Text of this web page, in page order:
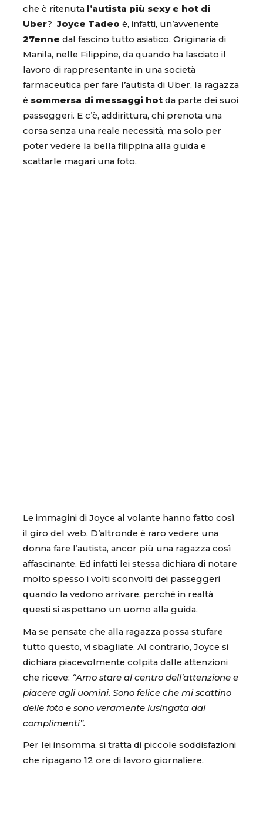
che è ritenuta l’autista più sexy e hot di
Uber?Joyce Tadeo è, infatti, un’avvenente
27enne dal fascino tutto asiatico. Originaria di
Manila, nelle Filippine, da quando ha lasciato il
lavoro di rappresentante in una società
farmaceutica per fare l’autista di Uber, la ragazza
è sommersa di messaggi hot da parte dei suoi
passeggeri. E c’è, addirittura, chi prenota una
corsa senza una reale necessità, ma solo per
poter vedere la bella filippina alla guida e
scattarle magari una foto.
Le immagini di Joyce al volante hanno fatto così
il giro del web. D’altronde è raro vedere una
donna fare l’autista, ancor più una ragazza così
affascinante. Ed infatti lei stessa dichiara di notare
molto spesso i volti sconvolti dei passeggeri
quando la vedono arrivare, perché in realtà
questi si aspettano un uomo alla guida.
Ma se pensate che alla ragazza possa stufare
tutto questo, vi sbagliate. Al contrario, Joyce si
dichiara piacevolmente colpita dalle attenzioni
che riceve: “Amo stare al centro dell’attenzione e
piacere agli uomini. Sono felice che mi scattino
delle foto e sono veramente lusingata dai
complimenti”.
Per lei insomma, si tratta di piccole soddisfazioni
che ripagano 12 ore di lavoro giornaliere.